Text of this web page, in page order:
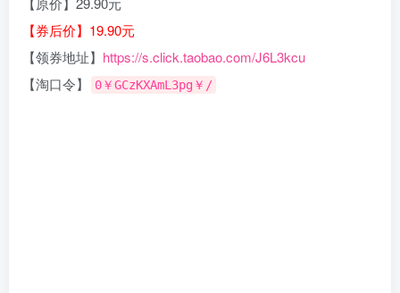
【券后价】19.90元
【领券地址】 https://s.click.taobao.com/J6L3kcu
【淘口令】
0￥GCzKXAmL3pg￥/